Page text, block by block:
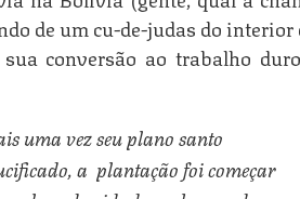
de um cu-de-judas do interior
sua conversão ao trabalho
uma vez seu plano santo
a  plantação foi começar